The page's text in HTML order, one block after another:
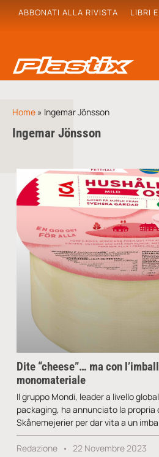
ABBONATI ALLA RIVISTA LIBRI
Home » Ingemar Jönsson
Ingemar Jönsson
Dite “cheese”… ma con
monomateriale
Il gruppo Mondi, leader a livello
packaging, ha annunciato la propria
Skånemejerier per dar vita a un
Redazione 22 Novembre 2023